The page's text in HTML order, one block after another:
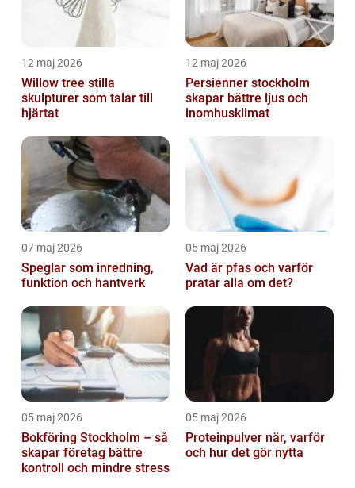
12 maj 2026
Willow tree stilla
skulpturer som talar till
hjärtat
12 maj 2026
Persienner stockholm
skapar bättre ljus och
inomhusklimat
07 maj 2026
Speglar som inredning,
funktion och hantverk
05 maj 2026
Vad är pfas och varför
pratar alla om det?
05 maj 2026
Bokföring Stockholm – så
skapar företag bättre
kontroll och mindre stress
05 maj 2026
Proteinpulver när, varför
och hur det gör nytta